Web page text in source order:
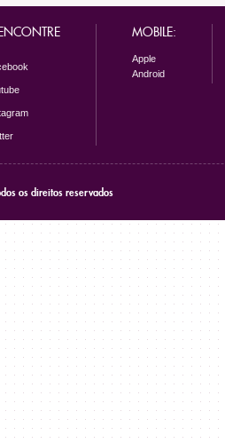
MOBILE:
Apple
Android
os direitos reservados